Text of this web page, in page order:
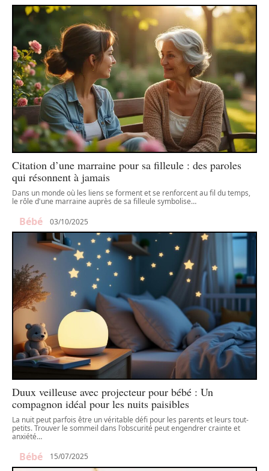
Citation d’une marraine pour sa filleule : des paroles
qui résonnent à jamais
Dans un monde où les liens se forment et se renforcent au fil du temps,
le rôle d'une marraine auprès de sa filleule symbolise…
Bébé 03/10/2025
Duux veilleuse avec projecteur pour bébé : Un
compagnon idéal pour les nuits paisibles
La nuit peut parfois être un véritable défi pour les parents et leurs tout-
petits. Trouver le sommeil dans l'obscurité peut engendrer crainte et
anxiété…
Bébé 15/07/2025